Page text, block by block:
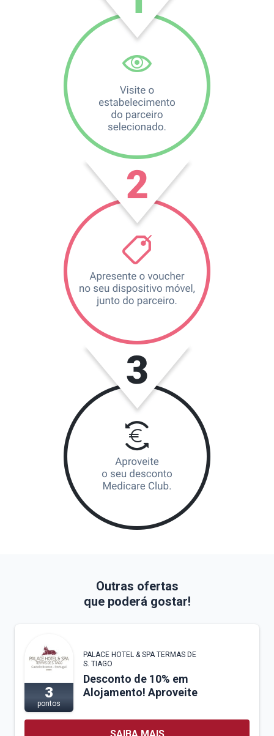
Outras ofertas
que poderá gostar!
3
pontos
PALACE HOTEL & SPA TERMAS DE
S. TIAGO
Desconto de 10% em
Alojamento! Aproveite